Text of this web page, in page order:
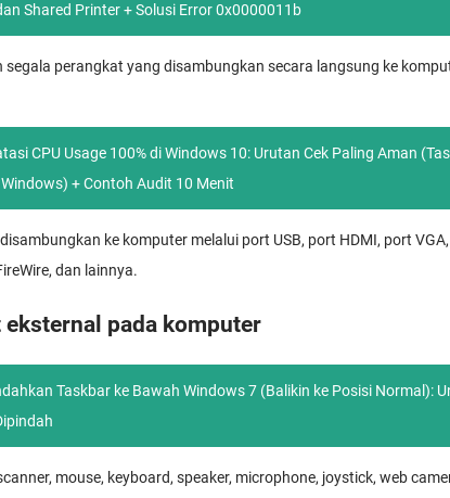
Shared Printer + Solusi Error 0x0000011b
segala perangkat yang disambungkan secara langsung ke
CPU Usage 100% di Windows 10: Urutan Cek Paling Aman
+ Contoh Audit 10 Menit
ke komputer melalui port USB, port HDMI, port
dan lainnya.
pada komputer
Taskbar ke Bawah Windows 7 (Balikin ke Posisi Normal):
mouse, keyboard, speaker, microphone, joystick, web